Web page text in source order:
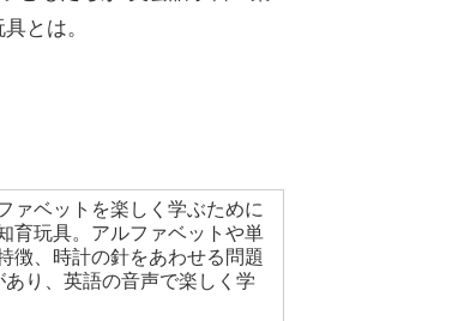
とは。
ァベットを楽しく学ぶために
育玩具。アルファベットや単
徴、時計の針をあわせる問題
り、英語の音声で楽しく学